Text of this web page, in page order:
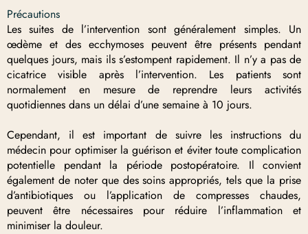
Précautions
Les suites de l’intervention sont généralement simples. Un
œdème et des ecchymoses peuvent être présents pendant
quelques jours, mais ils s’estompent rapidement. Il n’y a pas de
cicatrice visible après l’intervention. Les patients sont
normalement en mesure de reprendre leurs activités
quotidiennes dans un délai d’une semaine à 10 jours.
Cependant, il est important de suivre les instructions du
médecin pour optimiser la guérison et éviter toute complication
potentielle pendant la période postopératoire. Il convient
également de noter que des soins appropriés, tels que la prise
d’antibiotiques ou l’application de compresses chaudes,
peuvent être nécessaires pour réduire l’inflammation et
minimiser la douleur.